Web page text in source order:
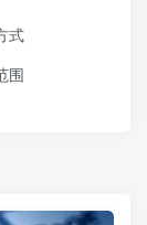
式
围